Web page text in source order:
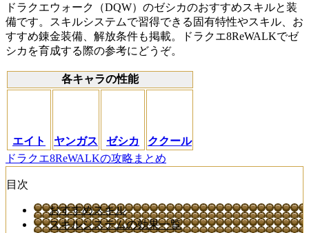
ドラクエウォーク（DQW）のゼシカのおすすめスキルと装
備です。スキルシステムで習得できる固有特性やスキル、お
すすめ錬金装備、解放条件も掲載。ドラクエ8ReWALKでゼ
シカを育成する際の参考にどうぞ。
各キャラの性能
エイト ヤンガス ゼシカ
ククール
ドラクエ8ReWALKの攻略まとめ
目次
おすすめスキル
スキルシステムの効果一覧